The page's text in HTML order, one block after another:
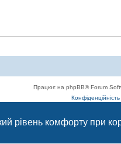
рівень комфорту при
Працює на phpBB® Forum
Конфіденційність